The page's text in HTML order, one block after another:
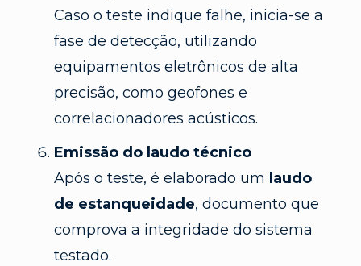
Caso o teste indique falhe, inicia-se a
fase de detecção, utilizando
equipamentos eletrônicos de alta
precisão, como geofones e
correlacionadores acústicos.
Emissão do laudo técnico
Após o teste, é elaborado um laudo
de estanqueidade, documento que
comprova a integridade do sistema
testado.